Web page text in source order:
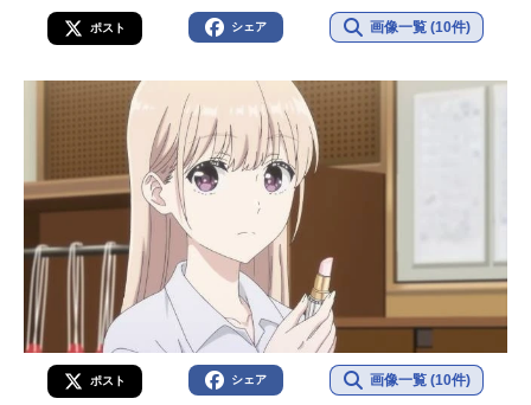
ポスト シェア 画像一覧 (10件)
ポスト シェア 画像一覧 (10件)